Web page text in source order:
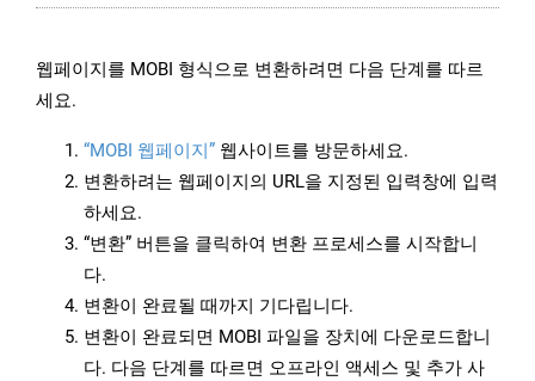
웹페이지를 MOBI 형식으로 변환하려면 다음 단계를 따르
세요.
“MOBI 웹페이지” 웹사이트를 방문하세요.
변환하려는 웹페이지의 URL을 지정된 입력창에 입력
하세요.
“변환” 버튼을 클릭하여 변환 프로세스를 시작합니
다.
변환이 완료될 때까지 기다립니다.
변환이 완료되면 MOBI 파일을 장치에 다운로드합니
다. 다음 단계를 따르면 오프라인 액세스 및 추가 사